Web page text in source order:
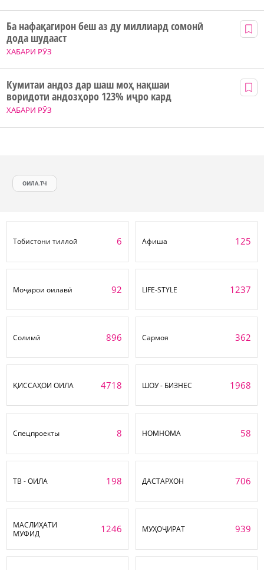
ХАБАРИ РӮЗ
Ба нафақагирон беш аз ду миллиард сомонӣ
дода шудааст
ХАБАРИ РӮЗ
Кумитаи андоз дар шаш моҳ нақшаи
воридоти андозҳоро 123% иҷро кард
ОИЛА.ТЧ
Тобистони тиллоӣ 6 Афиша 125
Моҷарои оилавӣ 92 LIFE-STYLE 1237
Солимӣ 896 Сармоя 362
ҚИССАҲОИ ОИЛА 4718 ШОУ - БИЗНЕС 1968
Спецпроекты 8 НОМНОМА 58
ТВ - ОИЛА 198 ДАСТАРХОН 706
МАСЛИҲАТИ
МУФИД
1246 МУҲОҶИРАТ 939